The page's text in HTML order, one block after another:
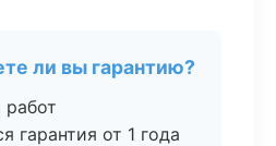
ли вы гарантию?
гарантия от 1 года